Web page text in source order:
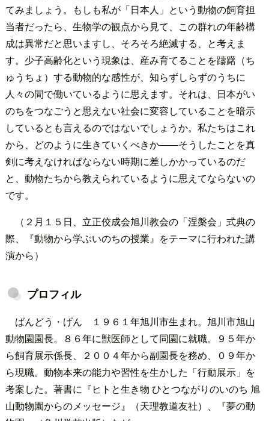
てみましょう。もしも私が「日本人」という動物の飼育担
当者だったら、生物学の観点から見て、この群れの年齢構
成は異常だと思いますし、そろそろ絶滅する、と考えま
す。少子高齢化という現象は、産み育てることを躊躇（ち
ゅうちょ）する動物的な感性が、知らずしらずのうちに
人々の間で働いているように思えます。それは、日本がい
のちをつなごうと思えない社会に変容していることを暗示
しているとも言えるのではないでしょうか。私たちはこれ
から、どのように生きていくべきか――そうしたことを真
剣に考えなければならない時期に差しかかっているのだ
と、動物たちから教えられているように思えてならないの
です。
（２月１５日、立正佼成会旭川教会の「涅槃会」式典の
際、『動物から学ぶいのちの授業』をテーマに行われた講
演から）
プロフィル
ばんどう・げん １９６１年旭川市生まれ。旭川市旭山
動物園園長。８６年に獣医師として同園に就職。９５年か
ら飼育展示係長、２００４年から副園長を務め、０９年か
ら現職。動物本来の能力や習性を生かした「行動展示」を
考案した。著書に『ヒトと生き物 ひとつながりのいのち 旭
山動物園からのメッセージ』（天理教道友社）、『夢の動